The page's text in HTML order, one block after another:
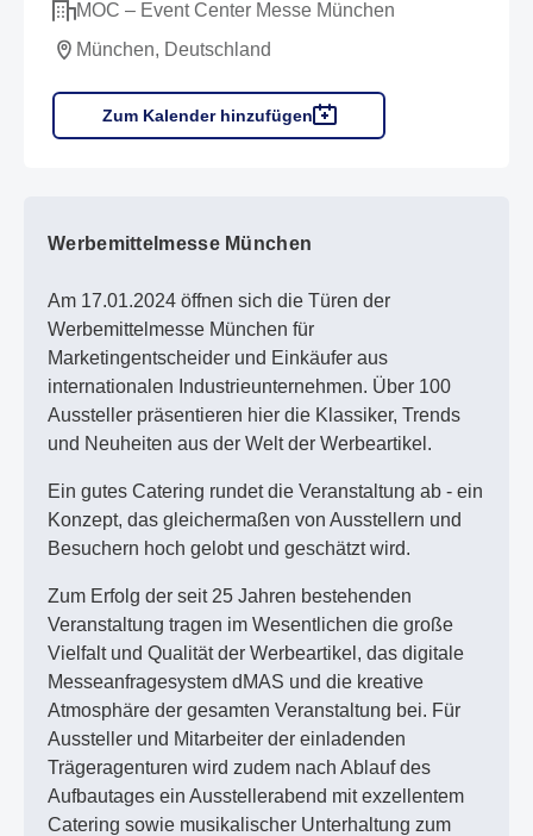
MOC – Event Center Messe München
München, Deutschland
Zum Kalender hinzufügen
Werbemittelmesse München
Am 17.01.2024 öffnen sich die Türen der
Werbemittelmesse München für
Marketingentscheider und Einkäufer aus
internationalen Industrieunternehmen. Über 100
Aussteller präsentieren hier die Klassiker, Trends
und Neuheiten aus der Welt der Werbeartikel.
Ein gutes Catering rundet die Veranstaltung ab - ein
Konzept, das gleichermaßen von Ausstellern und
Besuchern hoch gelobt und geschätzt wird.
Zum Erfolg der seit 25 Jahren bestehenden
Veranstaltung tragen im Wesentlichen die große
Vielfalt und Qualität der Werbeartikel, das digitale
Messeanfragesystem dMAS und die kreative
Atmosphäre der gesamten Veranstaltung bei. Für
Aussteller und Mitarbeiter der einladenden
Trägeragenturen wird zudem nach Ablauf des
Aufbautages ein Ausstellerabend mit exzellentem
Catering sowie musikalischer Unterhaltung zum